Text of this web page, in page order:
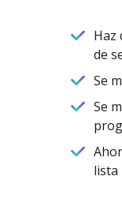
Haz
de
Se
Se
lista